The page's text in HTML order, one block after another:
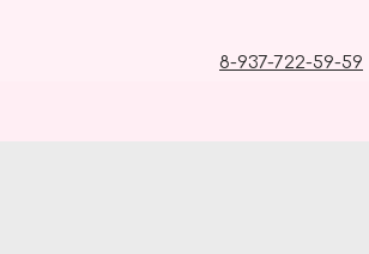
8-937-722-59-59